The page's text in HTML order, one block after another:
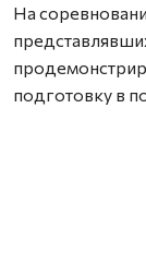
На
подготовку в